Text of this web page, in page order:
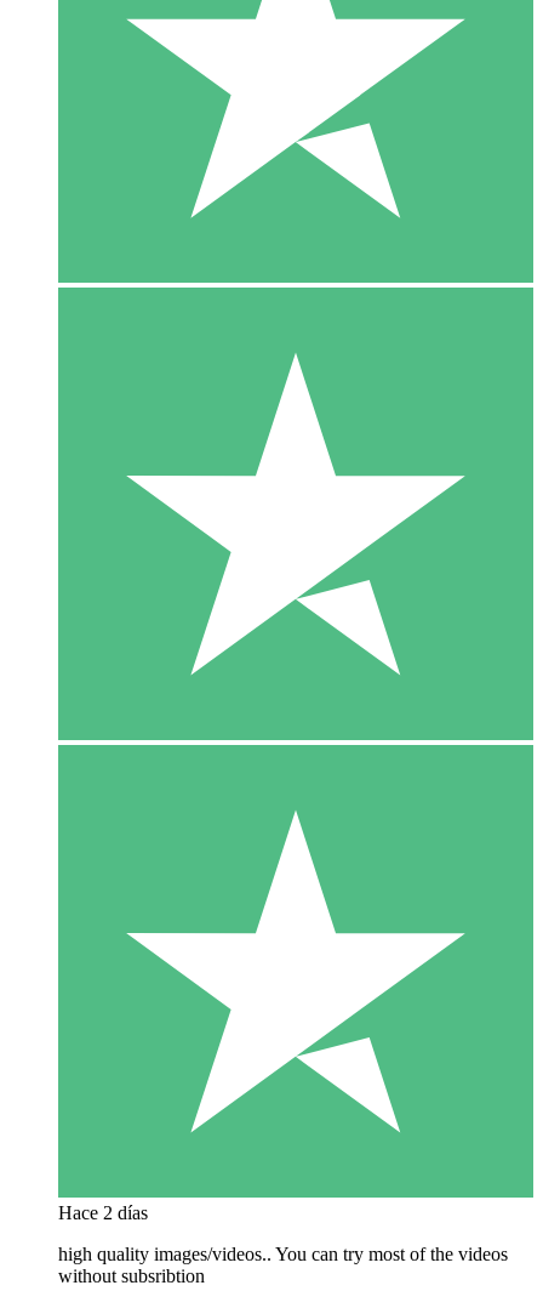
Hace 2 días
high quality images/videos.. You can try most of the videos
without subsribtion